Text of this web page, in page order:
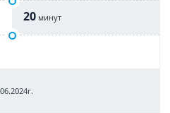
20 минут